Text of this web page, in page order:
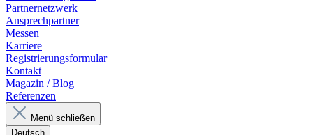
Partnernetzwerk
Ansprechpartner
Messen
Karriere
Registrierungsformular
Kontakt
Magazin / Blog
Referenzen
Menü schließen
Deutsch